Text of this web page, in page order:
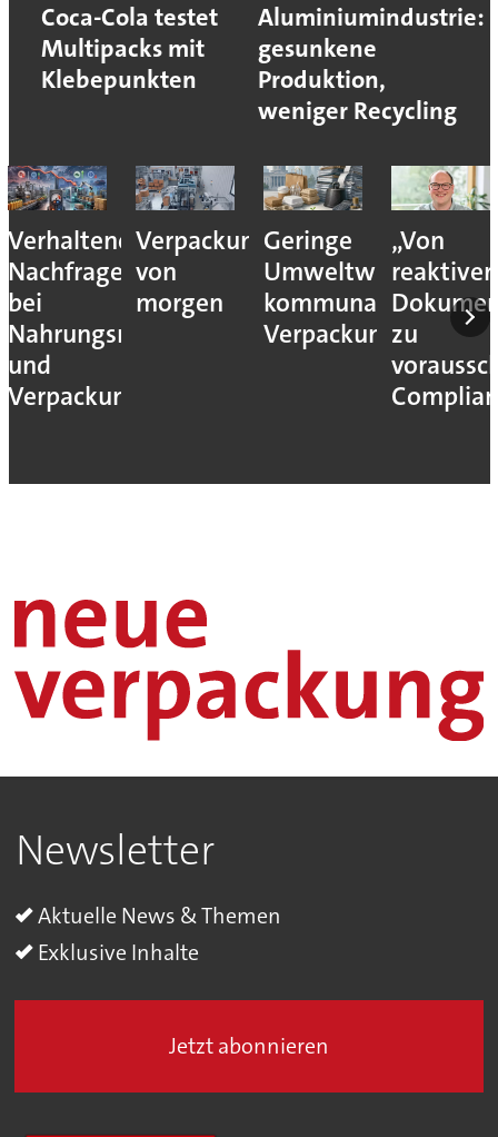
Coca-Cola testet
Multipacks mit
Klebepunkten
Aluminiumindustrie:
gesunkene
Produktion,
weniger Recycling
Verhaltene
Nachfrage
bei
Nahrungsmittel-
und
Verpackungsmaschinen
Verpackungslogistik
von
morgen
Geringe
Umweltwirkung
kommunaler
Verpackungssteuern
„Von
reaktiver
zu
Newsletter
Aktuelle News & Themen
Exklusive Inhalte
Jetzt abonnieren